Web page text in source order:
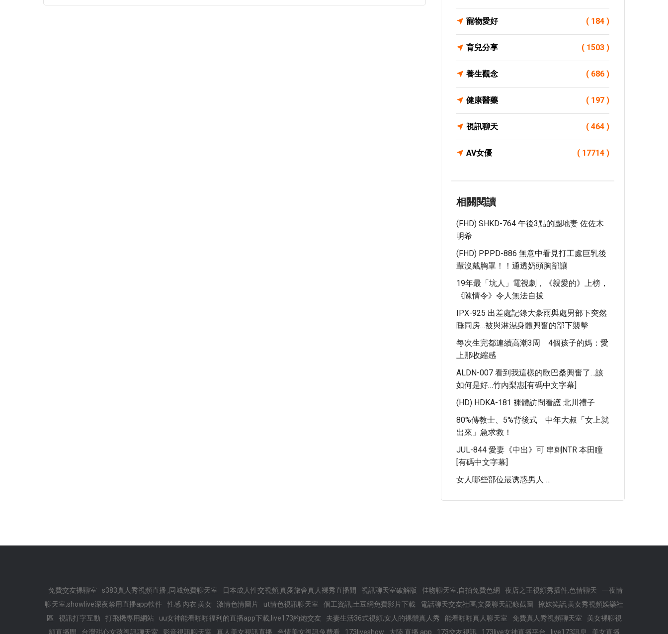
寵物愛好 ( 184 )
育兒分享 ( 1503 )
養生觀念 ( 686 )
健康醫藥 ( 197 )
視訊聊天 ( 464 )
AV女優 ( 17714 )
相關閱讀
(FHD) SHKD-764 午後3點的團地妻 佐佐木
明希
(FHD) PPPD-886 無意中看見打工處巨乳後
輩沒戴胸罩！！通透奶頭胸部讓
19年最「坑人」電視劇，《親愛的》上榜，
《陳情令》令人無法自拔
IPX-925 出差處記錄大豪雨與處男部下突然
睡同房…被與淋濕身體興奮的部下襲擊
每次生完都連續高潮3周 4個孩子的媽：愛
上那收縮感
ALDN-007 看到我這樣的歐巴桑興奮了…該
如何是好…竹內梨惠[有碼中文字幕]
(HD) HDKA-181 裸體訪問看護 北川禮子
80%傳教士、5%背後式 中年大叔「女上就
出來」急求救！
JUL-844 愛妻《中出》可 串刺NTR 本田瞳
[有碼中文字幕]
女人哪些部位最诱惑男人 …
免費交友裸聊室 s383真人秀視頻直播 ,同城免費聊天室 日本成人性交視頻,真愛旅舍真人裸秀直播間 視訊聊天室破解版 佳吻聊天室,自拍免費色網 夜店之王視頻秀插件,色情聊天
一夜情
聊天室,showlive深夜禁用直播app軟件
性感 內衣 美女 激情色情圖片 ut情色視訊聊天室 個工資訊,土豆網免費影片下載 電話聊天交友社區,文愛聊天記錄截圖
撩妺笑話,美女秀視頻娛樂社
區
視訊打字互動 打飛機專用網站 uu女神能看啪啪福利的直播app下載,live173約炮交友 夫妻生活36式視頻,女人的裸體真人秀 能看啪啪真人聊天室 免費真人秀視頻聊天室
美女裸聊視
頻直播間
台灣甜心女孩視訊聊天室 影音視訊聊天室 真人美女視訊直播 色情美女視訊免費看 173liveshow 大陸 直播 app 173交友視訊 173live女神直播平台 live173訊息 美女直播